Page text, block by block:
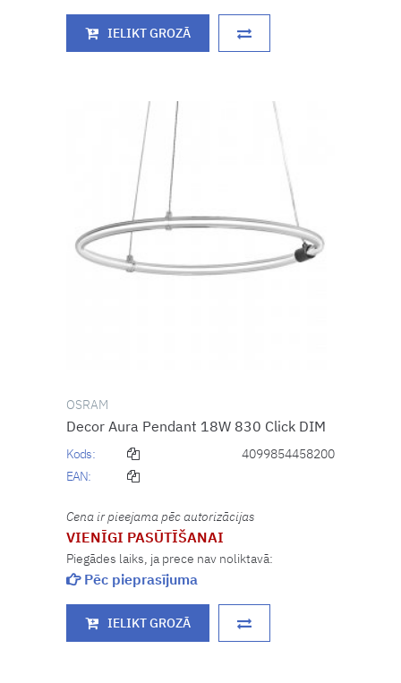
IELIKT GROZĀ
OSRAM
Decor Aura Pendant 18W 830 Click DIM
Kods:
4099854458200
EAN:
Cena ir pieejama pēc autorizācijas
VIENĪGI PASŪTĪŠANAI
Piegādes laiks, ja prece nav noliktavā:
Pēc pieprasījuma
IELIKT GROZĀ